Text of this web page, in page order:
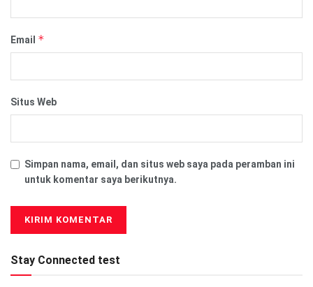
Email *
Situs Web
Simpan nama, email, dan situs web saya pada peramban ini
untuk komentar saya berikutnya.
Stay Connected test